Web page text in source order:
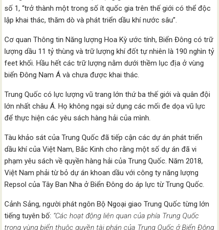
số 1, “trở thành một trong số ít quốc gia trên thế giới có thể độc
lập khai thác, thăm dò và phát triển dầu khí nước sâu”.
Cơ quan Thông tin Năng lượng Hoa Kỳ ước tính, Biển Đông có trữ
lượng dầu 11 tỷ thùng và trữ lượng khí đốt tự nhiên là 190 nghìn tỷ
feet khối. Hầu hết các trữ lượng nằm dưới thềm lục địa ở vùng
biển Đông Nam Á và chưa được khai thác.
Trung Quốc có lực lượng vũ trang lớn thứ ba thế giới và quân đội
lớn nhất châu Á. Họ không ngại sử dụng các mối đe dọa vũ lực
để thực hiện các yêu sách hàng hải của mình.
Tàu khảo sát của Trung Quốc đã tiếp cận các dự án phát triển
dầu khí của Việt Nam, Bắc Kinh cho rằng một số dự án đã vi
phạm yêu sách về quyền hàng hải của Trung Quốc. Năm 2018,
Việt Nam phải từ bỏ dự án khoan dầu với công ty năng lượng
Repsol của Tây Ban Nha ở Biển Đông do áp lực từ Trung Quốc.
Cảnh Sảng, người phát ngôn Bộ Ngoại giao Trung Quốc từng lớn
tiếng tuyên bố: “Các hoạt động liên quan của phía Trung Quốc
trong vùng biển thuộc quyền tài phán của Trung Quốc ở Biển Đông